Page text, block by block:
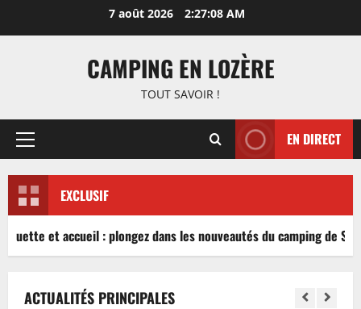
7 août 2026 2:27:08 AM
CAMPING EN LOZÈRE
TOUT SAVOIR !
Menu
EN DIRECT
EXCLUSIF
et accueil : plongez dans les nouveautés du camping de
ACTUALITÉS PRINCIPALES